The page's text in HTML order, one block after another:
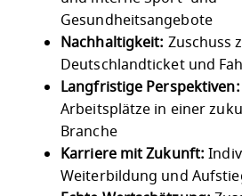
Gesundheitsangebote
Nachhaltigkeit: Zuschuss
Deutschlandticket und
Langfristige Perspektiven:
Arbeitsplätze in einer
Branche
Karriere mit Zukunft:
Weiterbildung und